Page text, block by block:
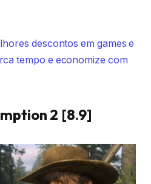
descontos em games e
tempo e economize com
2 [8.9]